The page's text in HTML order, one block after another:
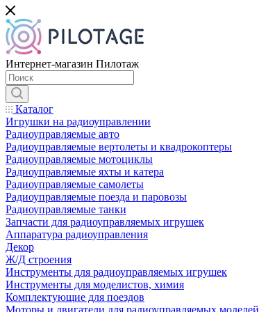
Интернет-магазин Пилотаж
Каталог
Игрушки на радиоуправлении
Радиоуправляемые авто
Радиоуправляемые вертолеты и квадрокоптеры
Радиоуправляемые мотоциклы
Радиоуправляемые яхты и катера
Радиоуправляемые самолеты
Радиоуправляемые поезда и паровозы
Радиоуправляемые танки
Запчасти для радиоуправляемых игрушек
Аппаратура радиоуправления
Декор
Ж/Д строения
Инструменты для радиоуправляемых игрушек
Инструменты для моделистов, химия
Комплектующие для поездов
Моторы и двигатели для радиоуправляемых моделей